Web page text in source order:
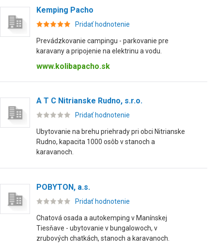
Kemping Pacho
Pridať hodnotenie
Prevádzkovanie campingu - parkovanie pre
karavany a pripojenie na elektrinu a vodu.
www.kolibapacho.sk
A T C Nitrianske Rudno, s.r.o.
Pridať hodnotenie
Ubytovanie na brehu priehrady pri obci Nitrianske
Rudno, kapacita 1000 osôb v stanoch a
karavanoch.
POBYTON, a.s.
Pridať hodnotenie
Chatová osada a autokemping v Manínskej
Tiesňave - ubytovanie v bungalowoch, v
zrubových chatkách, stanoch a karavanoch.